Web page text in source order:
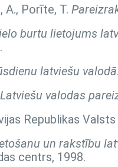
A., Porīte, T.
burtu lietojums
latviešu valodā
Latviešu valodas
Republikas
un rakstību
centrs, 1998.